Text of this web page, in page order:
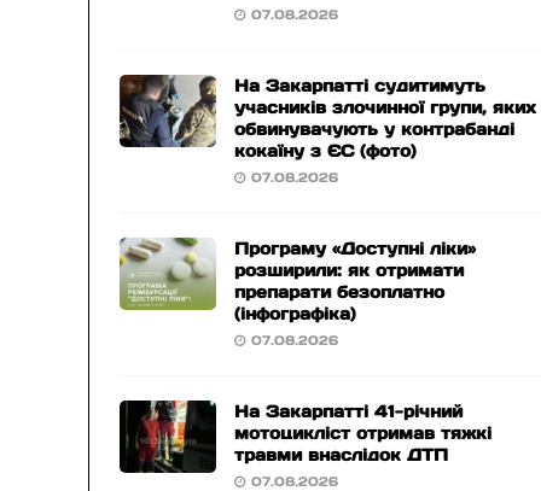
07.08.2026
На Закарпатті судитимуть
учасників злочинної групи, яких
обвинувачують у контрабанді
кокаїну з ЄС (фото)
07.08.2026
Програму «Доступні ліки»
розширили: як отримати
препарати безоплатно
(інфографіка)
07.08.2026
На Закарпатті 41-річний
мотоцикліст отримав тяжкі
травми внаслідок ДТП
07.08.2026